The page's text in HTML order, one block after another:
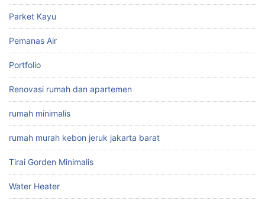
Parket Kayu
Pemanas Air
Portfolio
Renovasi rumah dan apartemen
rumah minimalis
rumah murah kebon jeruk jakarta barat
Tirai Gorden Minimalis
Water Heater